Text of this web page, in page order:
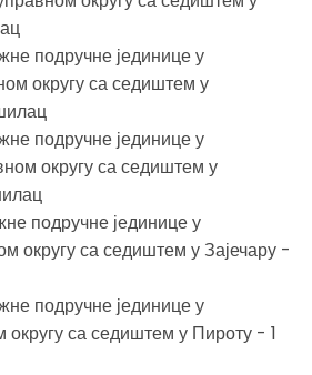
подручне јединице у
округу са седиштем у
подручне јединице у
округу са седиштем у
подручне јединице у
округу са седиштем у Зајечару -
подручне јединице у
са седиштем у Пироту - 1